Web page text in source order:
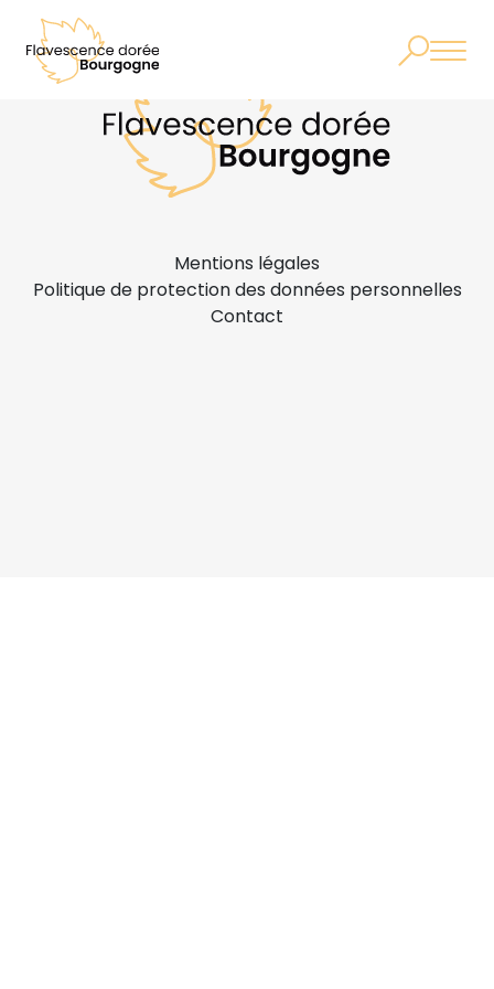
Mentions légales
Politique de protection des données personnelles
Contact